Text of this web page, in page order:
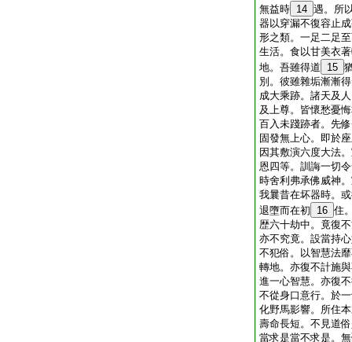
無益時 14 遇。所
器以穿漏不復容止
形之類。一足二足
生活。食以甘美衣
地。吾雖得道
15
別。彼雖雜垢漸漸
成大乘跡。諸天及
及上尊。皆懷愁憂
百入未踐跡者。先
固發無上心。即於
因其敷演六度大法
恩四等。訓誨一切
時舍利弗承佛威神
我曩昔在坏器時。
退墮而在初
16 住
歴六十劫中。竟復
亦不究竟。設當持
不犯俗。以智慧法
轉地。亦復不計施
進一心智慧。亦復
不從身口意行。於
化野馬影響。所住
壽命長短。不見道
當求是當不求是。